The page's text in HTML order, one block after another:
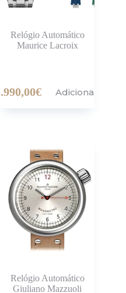
Relógio Automático
Maurice Lacroix
1.990,00€ Adicionar
Relógio Automático
Giuliano Mazzuoli